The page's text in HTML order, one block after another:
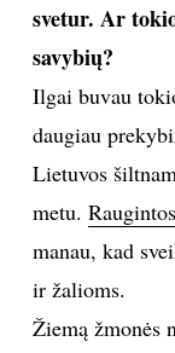
Sveika mityba
Kelis kartus
daržoves.
svetur. Ar